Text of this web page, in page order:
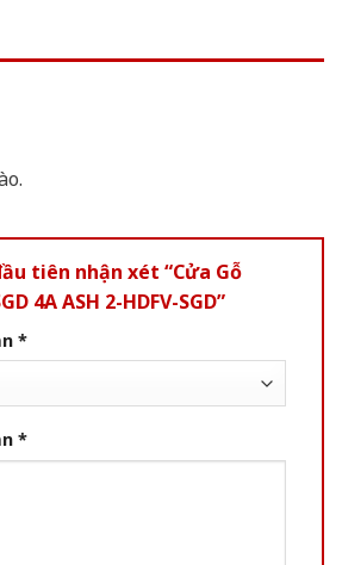
tiên nhận xét “Cửa Gỗ
4A ASH 2-HDFV-SGD”
*
*